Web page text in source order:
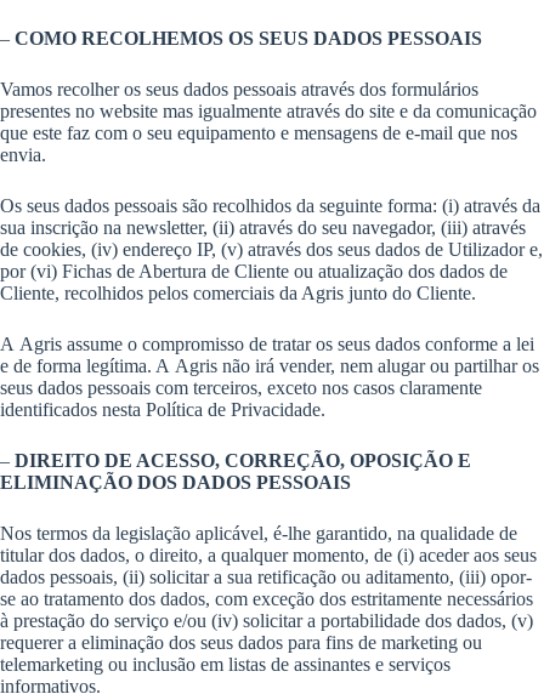
– COMO RECOLHEMOS OS SEUS DADOS PESSOAIS
Vamos recolher os seus dados pessoais através dos formulários
presentes no website mas igualmente através do site e da comunicação
que este faz com o seu equipamento e mensagens de e-mail que nos
envia.
Os seus dados pessoais são recolhidos da seguinte forma: (i) através da
sua inscrição na newsletter, (ii) através do seu navegador, (iii) através
de cookies, (iv) endereço IP, (v) através dos seus dados de Utilizador e,
por (vi) Fichas de Abertura de Cliente ou atualização dos dados de
Cliente, recolhidos pelos comerciais da Agris junto do Cliente.
A Agris assume o compromisso de tratar os seus dados conforme a lei
e de forma legítima. A Agris não irá vender, nem alugar ou partilhar os
seus dados pessoais com terceiros, exceto nos casos claramente
identificados nesta Política de Privacidade.
– DIREITO DE ACESSO, CORREÇÃO, OPOSIÇÃO E
ELIMINAÇÃO DOS DADOS PESSOAIS
Nos termos da legislação aplicável, é-lhe garantido, na qualidade de
titular dos dados, o direito, a qualquer momento, de (i) aceder aos seus
dados pessoais, (ii) solicitar a sua retificação ou aditamento, (iii) opor-
se ao tratamento dos dados, com exceção dos estritamente necessários
à prestação do serviço e/ou (iv) solicitar a portabilidade dos dados, (v)
requerer a eliminação dos seus dados para fins de marketing ou
telemarketing ou inclusão em listas de assinantes e serviços
informativos.